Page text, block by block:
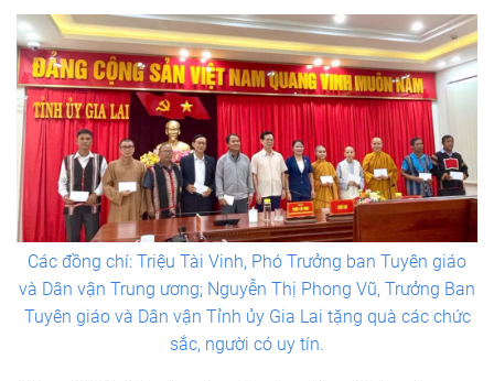
Các đồng chí: Triệu Tài Vinh, Phó Trưởng ban Tuyên giáo
và Dân vận Trung ương; Nguyễn Thị Phong Vũ, Trưởng Ban
Tuyên giáo và Dân vận Tỉnh ủy Gia Lai tặng quà các chức
sắc, người có uy tín.